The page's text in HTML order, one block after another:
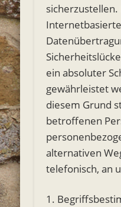
Internetbasierte
ein absoluter
gewährleistet
diesem Grund
betroffenen
alternativen
telefonisch, an
1.